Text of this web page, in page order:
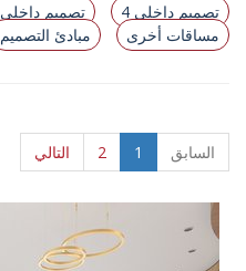
تصميم داخلي 4
تصميم داخلي 5
مساقات أخرى
مبادئ التصميم
السابق 1
2 التالي